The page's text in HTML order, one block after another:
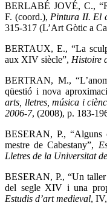
BERLABÉ JOVÉ, C.,
F. (coord.), Pintura II. El
315-317 (L’Art Gòtic a
BERTAUX, E., “La
aux XIV siècle”, Histoire
BERTRAN, M.,
qüestió i nova
arts, lletres, música i
2006-7, (2008), p. 183-
BESERAN, P., “Alguns
mestre de Cabestany”,
Lletres de la Universitat
BESERAN, P., “Un
del segle XIV i una
Estudis d’art medieval,